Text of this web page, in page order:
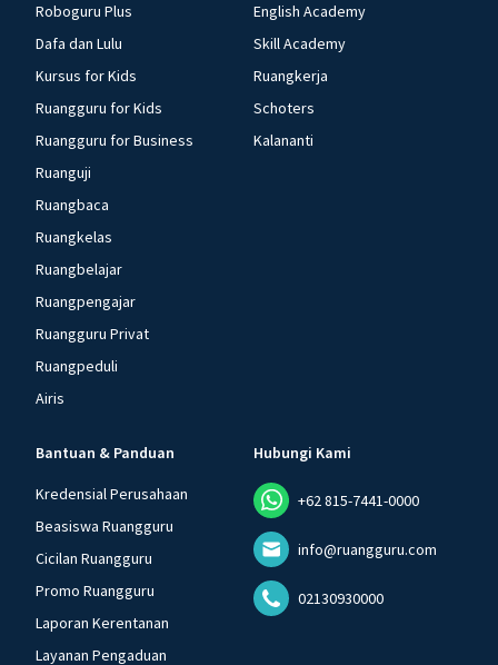
Roboguru Plus
Dafa dan Lulu
Kursus for Kids
Ruangguru for Kids
Ruangguru for Business
Ruanguji
Ruangbaca
Ruangkelas
Ruangbelajar
Ruangpengajar
Ruangguru Privat
Ruangpeduli
Airis
English Academy
Skill Academy
Ruangkerja
Schoters
Kalananti
Bantuan & Panduan
Kredensial Perusahaan
Beasiswa Ruangguru
Cicilan Ruangguru
Promo Ruangguru
Laporan Kerentanan
Layanan Pengaduan
Hubungi Kami
+62 815-7441-0000
info@ruangguru.com
02130930000